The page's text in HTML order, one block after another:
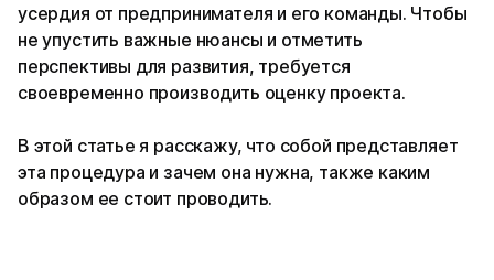
усердия от предпринимателя и его команды. Чтобы
не упустить важные нюансы и отметить
перспективы для развития, требуется
своевременно производить оценку проекта.
В этой статье я расскажу, что собой представляет
эта процедура и зачем она нужна, также каким
образом ее стоит проводить.